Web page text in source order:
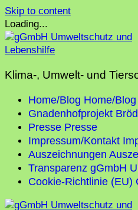
Skip to content
Loading...
Klima-, Umwelt- und
Home/Blog Home/Blog
Gnadenhofprojekt
Presse Presse
Impressum/Kontakt
Auszeichnungen
Transparenz gGmbH
Cookie-Richtlinie (EU)